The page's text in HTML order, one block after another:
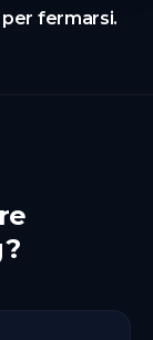
fermarsi.